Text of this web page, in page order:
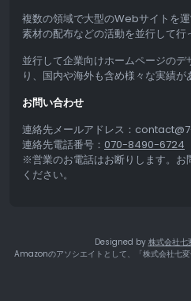
複数の領域で大型のWebサイトを
素材の配布などの活動を並行して行
並行して企業向けホームページの
り、国内や海外も含め様々な実績が
お問い合わせ
連絡先メールアドレス：
連絡先電話番号： 070-8490-6724
※営業のお電話はお断りします。お
ください。
Designed by 株式会社
Amazonのアソシエイトとして、「株式会社七変